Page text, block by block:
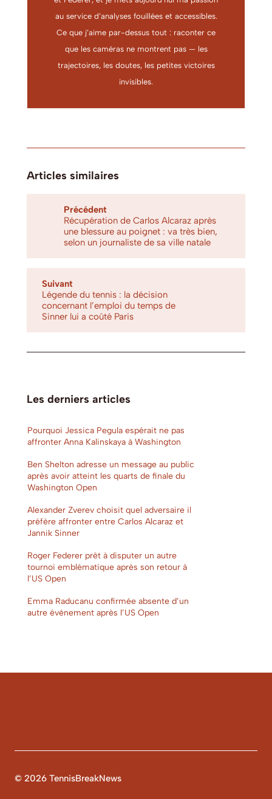
au service d’analyses fouillées et accessibles.
Ce que j’aime par-dessus tout : raconter ce
que les caméras ne montrent pas — les
trajectoires, les doutes, les petites victoires
invisibles.
Articles similaires
Précédent
Récupération de Carlos Alcaraz après
une blessure au poignet : va très bien,
selon un journaliste de sa ville natale
Suivant
Légende du tennis : la décision
concernant l’emploi du temps de
Sinner lui a coûté Paris
Les derniers articles
Pourquoi Jessica Pegula espérait ne pas
affronter Anna Kalinskaya à Washington
Ben Shelton adresse un message au public
après avoir atteint les quarts de finale du
Washington Open
Alexander Zverev choisit quel adversaire il
préfère affronter entre Carlos Alcaraz et
Jannik Sinner
Roger Federer prêt à disputer un autre
tournoi emblématique après son retour à
l’US Open
Emma Raducanu confirmée absente d’un
autre événement après l’US Open
© 2026 TennisBreakNews